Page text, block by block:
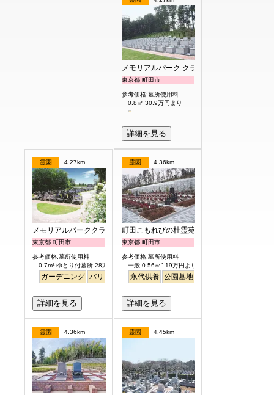
メモリアルパーク クラウド御殿山
東京都 町田市
参考価格:墓所使用料
0.8㎡ 30.9万円より
詳細を見る
霊園 4.27km
メモリアルパーククラウド御殿山
東京都 町田市
参考価格:墓所使用料
0.7m² ゆとり付墓所 28万円より
ガーデニング バリアフリー 平坦 明るい
詳細を見る
霊園 4.36km
町田こもれびの杜霊苑
東京都 町田市
参考価格:墓所使用料
一般 0.56㎡" 19万円より
永代供養 公園墓地
詳細を見る
霊園 4.36km 霊園 4.45km